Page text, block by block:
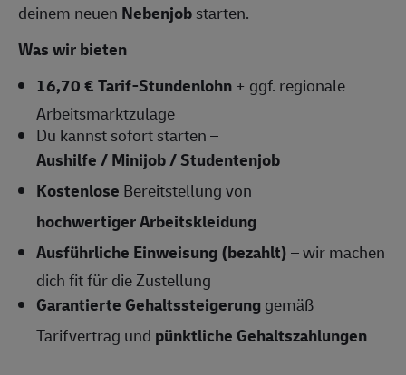
deinem neuen Nebenjobstarten.
Was wir bieten
16,70 € Tarif-Stundenlohn+ ggf. regionale
Arbeitsmarktzulage
Du kannst sofort starten –
Aushilfe / Minijob / Studentenjob
Kostenlose Bereitstellung von
hochwertiger Arbeitskleidung
Ausführliche Einweisung (bezahlt)– wir machen
dich fit für die Zustellung
Garantierte Gehaltssteigerunggemäß
Tarifvertrag und pünktliche Gehaltszahlungen